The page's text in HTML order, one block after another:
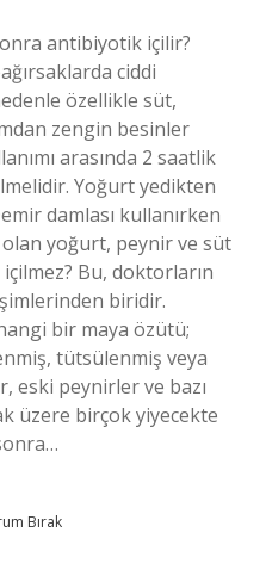
antibiyotik içilir?
ciddi
özellikle süt,
zengin besinler
arasında 2 saatlik
Yoğurt yedikten
damlası kullanırken
olan yoğurt, peynir ve süt
Bu, doktorların
biridir.
bir maya özütü;
tütsülenmiş veya
eski peynirler ve bazı
üzere birçok yiyecekte
Bırak